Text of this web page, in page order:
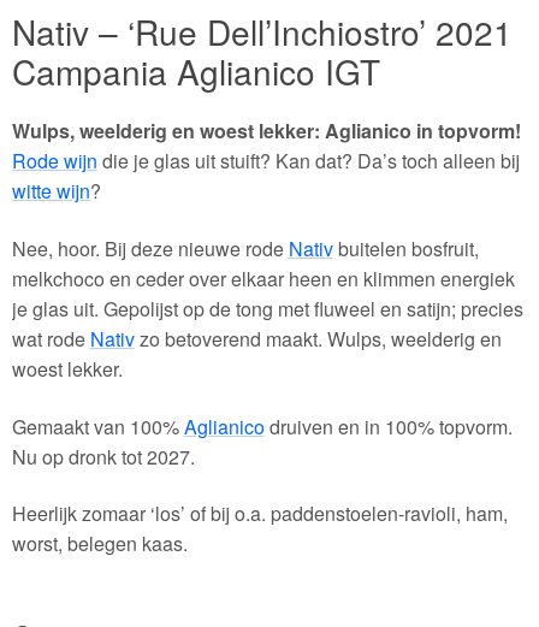
Nativ – ‘Rue Dell’Inchiostro’ 2021
Campania Aglianico IGT
Wulps, weelderig en woest lekker: Aglianico in topvorm!
Rode wijn die je glas uit stuift? Kan dat? Da’s toch alleen bij
witte wijn?
Nee, hoor. Bij deze nieuwe rode Nativbuitelen bosfruit,
melkchoco en ceder over elkaar heen en klimmen energiek
je glas uit. Gepolijst op de tong met fluweel en satijn; precies
wat rode Nativzo betoverend maakt. Wulps, weelderig en
woest lekker.
Gemaakt van 100%Aglianicodruiven en in 100% topvorm.
Nu op dronk tot 2027.
Heerlijk zomaar ‘los’ of bij o.a. paddenstoelen-ravioli, ham,
worst, belegen kaas.